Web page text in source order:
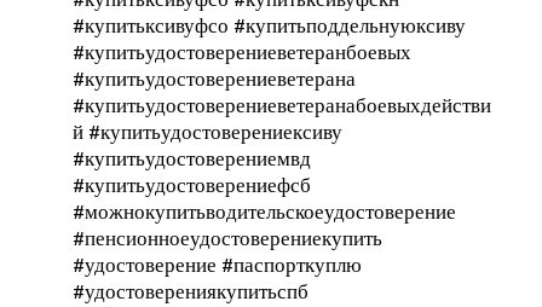
#купитьксивуфсо #купитьподдельнуюксиву
#купитьудостоверениеветеранбоевых
#купитьудостоверениеветерана
#купитьудостоверениеветеранабоевыхдействи
й #купитьудостоверениексиву
#купитьудостоверениемвд
#купитьудостоверениефсб
#можнокупитьводительскоеудостоверение
#пенсионноеудостоверениекупить
#удостоверение #паспорткуплю
#удостоверениякупитьспб